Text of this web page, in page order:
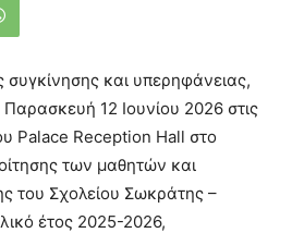
και υπερηφάνειας,
12 Ιουνίου 2026 στις
Palace Reception Hall στο
των μαθητών και
του Σχολείου Σωκράτης –
έτος 2025-2026,